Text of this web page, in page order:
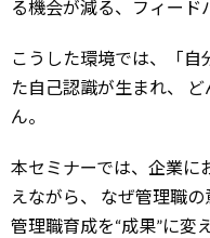
る機会が減る、フィー
こうした環境では、「自
た自己認識が生まれ、
ん。
本セミナーでは、企業に
えながら、
なぜ管理職の
管理職育成を“成果”に変